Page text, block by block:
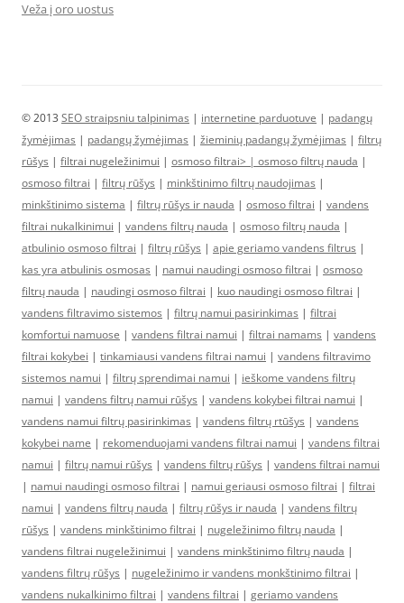
Veža į oro uostus
© 2013 SEO straipsniu talpinimas | internetine parduotuve | padangų
žymėjimas | padangų žymėjimas | žieminių padangų žymėjimas | filtrų
rūšys | filtrai nugeležinimui | osmoso filtrai> | osmoso filtrų nauda |
osmoso filtrai | filtrų rūšys | minkštinimo filtrų naudojimas |
minkštinimo sistema | filtrų rūšys ir nauda | osmoso filtrai | vandens
filtrai nukalkinimui | vandens filtrų nauda | osmoso filtrų nauda |
atbulinio osmoso filtrai | filtrų rūšys | apie geriamo vandens filtrus |
kas yra atbulinis osmosas | namui naudingi osmoso filtrai | osmoso
filtrų nauda | naudingi osmoso filtrai | kuo naudingi osmoso filtrai |
vandens filtravimo sistemos | filtrų namui pasirinkimas | filtrai
komfortui namuose | vandens filtrai namui | filtrai namams | vandens
filtrai kokybei | tinkamiausi vandens filtrai namui | vandens filtravimo
sistemos namui | filtrų sprendimai namui | ieškome vandens filtrų
namui | vandens filtrų namui rūšys | vandens kokybei filtrai namui |
vandens namui filtrų pasirinkimas | vandens filtrų rtūšys | vandens
kokybei name | rekomenduojami vandens filtrai namui | vandens filtrai
namui | filtrų namui rūšys | vandens filtrų rūšys | vandens filtrai namui
| namui naudingi osmoso filtrai | namui geriausi osmoso filtrai | filtrai
namui | vandens filtrų nauda | filtrų rūšys ir nauda | vandens filtrų
rūšys | vandens minkštinimo filtrai | nugeležinimo filtrų nauda |
vandens filtrai nugeležinimui | vandens minkštinimo filtrų nauda |
vandens filtrų rūšys | nugeležinimo ir vandens monkštinimo filtrai |
vandens nukalkinimo filtrai | vandens filtrai | geriamo vandens